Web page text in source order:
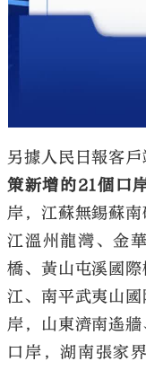
另據人民日報客
策新增的21個口
岸，江蘇無錫蘇
江溫州龍灣、金
橋、黃山屯溪國
江、南平武夷山
岸，山東濟南遙
口岸，湖南張家